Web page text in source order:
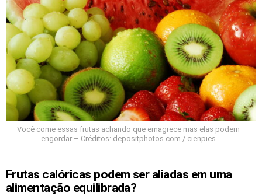
Você come essas frutas achando que emagrece mas elas podem
engordar – Créditos: depositphotos.com / cienpies
Frutas calóricas podem ser aliadas em uma
alimentação equilibrada?